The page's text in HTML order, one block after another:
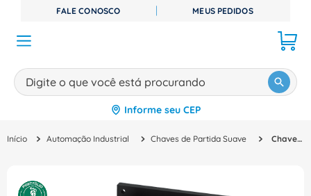
FALE CONOSCO MEUS PEDIDOS
Digite o que você está procurando
Informe seu CEP
Automação Industrial Chaves de Partida Suave Chave Partida Suave Trifásico 200 690V 93A 24V 3RW55271HA06 Siemens
TERMOS MAIS BUSCADOS
º disjuntor
3º